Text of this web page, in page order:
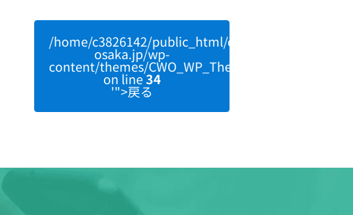
/home/c3826142/public_html/clearwater-
osaka.jp/wp-
content/themes/CWO_WP_Theme/single.php
on line34
'">戻る